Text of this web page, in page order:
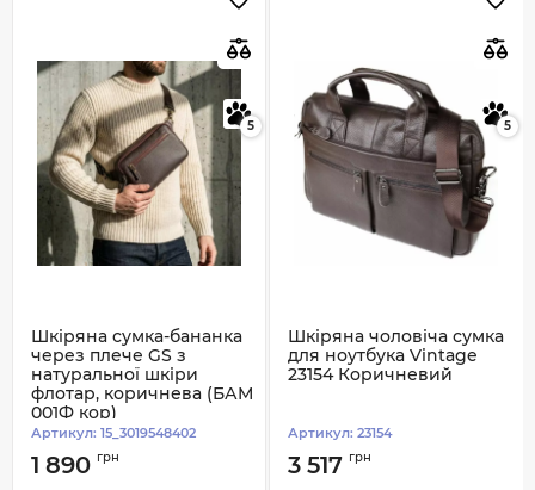
5
Шкіряна сумка-бананка
через плече GS з
натуральної шкіри
флотар, коричнева (БАМ
001Ф кор)
Артикул: 15_3019548402
1 890 грн
5
Шкіряна чоловіча сумка
для ноутбука Vintage
23154 Коричневий
Артикул: 23154
3 517 грн